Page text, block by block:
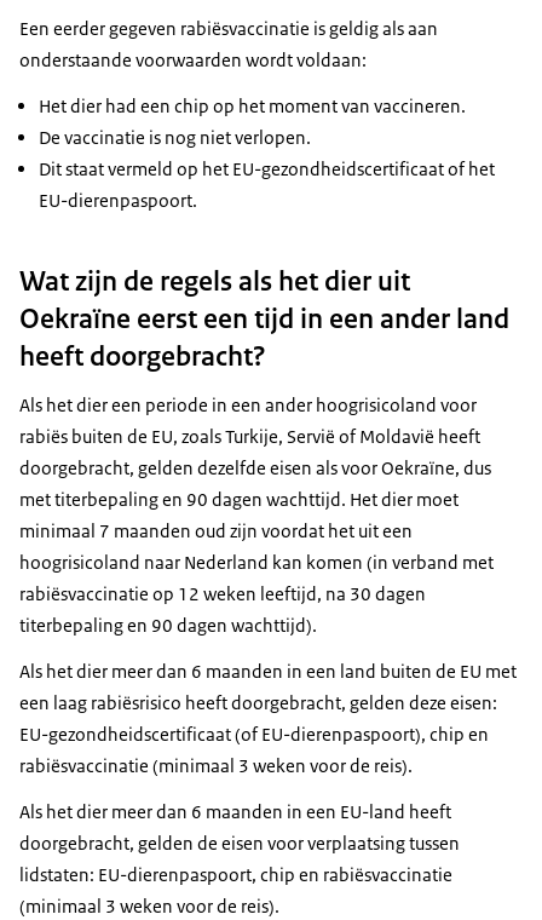
Een eerder gegeven rabiësvaccinatie is geldig als aan
onderstaande voorwaarden wordt voldaan:
Het dier had een chip op het moment van vaccineren.
De vaccinatie is nog niet verlopen.
Dit staat vermeld op het EU-gezondheidscertificaat of het
EU-dierenpaspoort.
Wat zijn de regels als het dier uit
Oekraïne eerst een tijd in een ander land
heeft doorgebracht?
Als het dier een periode in een ander hoogrisicoland voor
rabiës buiten de EU, zoals Turkije, Servië of Moldavië heeft
doorgebracht, gelden dezelfde eisen als voor Oekraïne, dus
met titerbepaling en 90 dagen wachttijd. Het dier moet
minimaal 7 maanden oud zijn voordat het uit een
hoogrisicoland naar Nederland kan komen (in verband met
rabiësvaccinatie op 12 weken leeftijd, na 30 dagen
titerbepaling en 90 dagen wachttijd).
Als het dier meer dan 6 maanden in een land buiten de EU met
een laag rabiësrisico heeft doorgebracht, gelden deze eisen:
EU-gezondheidscertificaat (of EU-dierenpaspoort), chip en
rabiësvaccinatie (minimaal 3 weken voor de reis).
Als het dier meer dan 6 maanden in een EU-land heeft
doorgebracht, gelden de eisen voor verplaatsing tussen
lidstaten: EU-dierenpaspoort, chip en rabiësvaccinatie
(minimaal 3 weken voor de reis).